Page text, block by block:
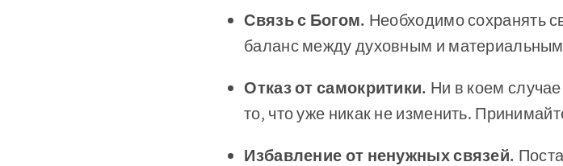
Связь с Богом. Необходимо сохранять
баланс между духовным и
️Отказ от самокритики. Ни в коем
то, что уже никак не изменить.
️Избавление от ненужных связей.